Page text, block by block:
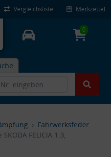
Vergleichsliste Merkzettel
0
Fahrwerksfeder
FELICIA 1.3,